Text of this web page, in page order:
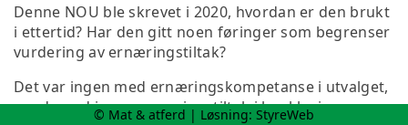
Denne NOU ble skrevet i 2020, hvordan er den brukt
i ettertid? Har den gitt noen føringer som begrenser
vurdering av ernæringstiltak?
Det var ingen med ernæringskompetanse i utvalget,
og derved ingen ernæringstiltak i konklusjonene.
© Mat & atferd | Løsning: StyreWeb